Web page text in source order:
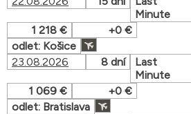
Minute
1 218 €
+0 €
odlet: Košice
23.08.2026
8 dní
Last
Minute
1 069 €
+0 €
odlet: Bratislava